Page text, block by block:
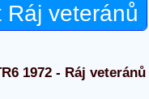
Ráj veteránů
1972 - Ráj